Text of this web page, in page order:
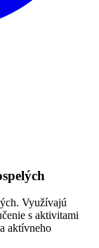
Využívajú
s aktivitami
aktívneho